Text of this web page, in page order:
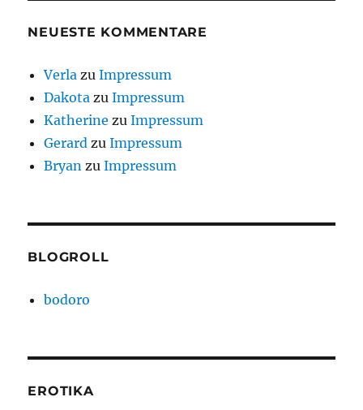
NEUESTE KOMMENTARE
Verla zuImpressum
Dakota zuImpressum
Katherine zuImpressum
Gerard zuImpressum
Bryan zuImpressum
BLOGROLL
bodoro
EROTIKA